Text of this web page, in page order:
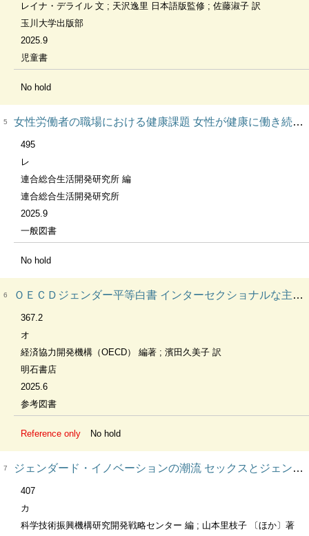
レイナ・デライル 文 ; 天沢逸里 日本語版監修 ; 佐藤淑子 訳
玉川大学出版部
2025.9
児童書
No hold
5 女性労働者の職場における健康課題 女性が健康に働き続けるための環境整備に関する調査研究報告書 連合総研調査研究報告書 2025年第4号
495
レ
連合総合生活開発研究所 編
連合総合生活開発研究所
2025.9
一般図書
No hold
6 ＯＥＣＤジェンダー平等白書 インターセクショナルな主流化アプローチによる格差解消をめざして
367.2
オ
経済協力開発機構（OECD） 編著 ; 濱田久美子 訳
明石書店
2025.6
参考図書
Reference only No hold
7 ジェンダード・イノベーションの潮流 セックスとジェンダーを考慮した研究・イノベーション
407
カ
科学技術振興機構研究開発戦略センター 編 ; 山本里枝子 〔ほか〕著